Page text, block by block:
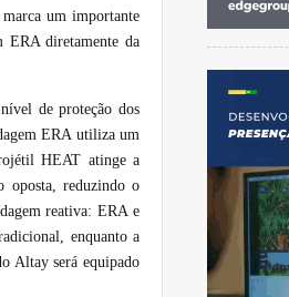
um importante
ERA diretamente da
de proteção dos
ERA utiliza um
HEAT atinge a
oposta, reduzindo o
reativa: ERA e
enquanto a
Altay será equipado